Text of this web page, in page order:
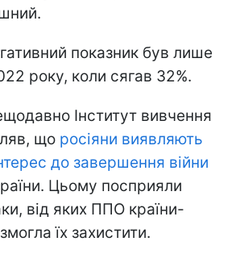
показник був лише
року, коли сягав 32%.
Інститут вивчення
що росіяни виявляють
до завершення війни
Цьому посприяли
від яких ППО країни-
їх захистити.